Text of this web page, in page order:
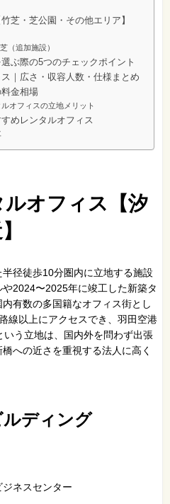
芝・芝公園・その他エリア】
（追加施設）
ぶ際の5つのチェックポイント
｜広さ・収容人数・仕様まとめ
金相場
オフィスの立地メリット
めレンタルオフィス
オフィス【汐
径徒歩10分圏内に立地する施設
2024〜2025年に竣工した新築タ
有数の多国籍なオフィス街とし
線以上にアクセスでき、羽田空港
いう立地は、国内外を問わず出張
への近さを重視する法人に高く
ルディング
ネスセンター